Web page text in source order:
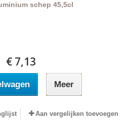
schep 45,5cl
€ 7,13
Meer
Aan vergelijken toevoegen